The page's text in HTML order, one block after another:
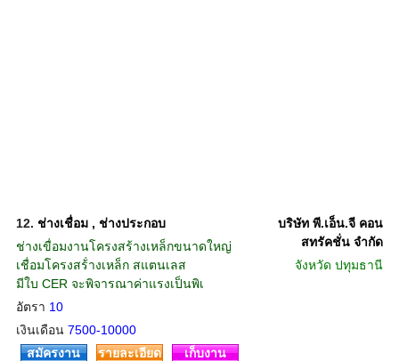
12. ช่างเชื่อม , ช่างประกอบ
ช่างเขื่อมงานโครงสร้างเหล็กขนาดใหญ่
เชื่อมโครงสร้่างเหล็ก สแตนเลส
มีใบ CER จะพิจารณาค่าแรงเป็นพิเ
อัตรา 10
เงินเดือน 7500-10000
บริษัท พี.เอ็น.จี คอน
สทรัคชั่น จำกัด
จังหวัด ปทุมธานี
สมัครงาน รายละเอียด เก็บงาน